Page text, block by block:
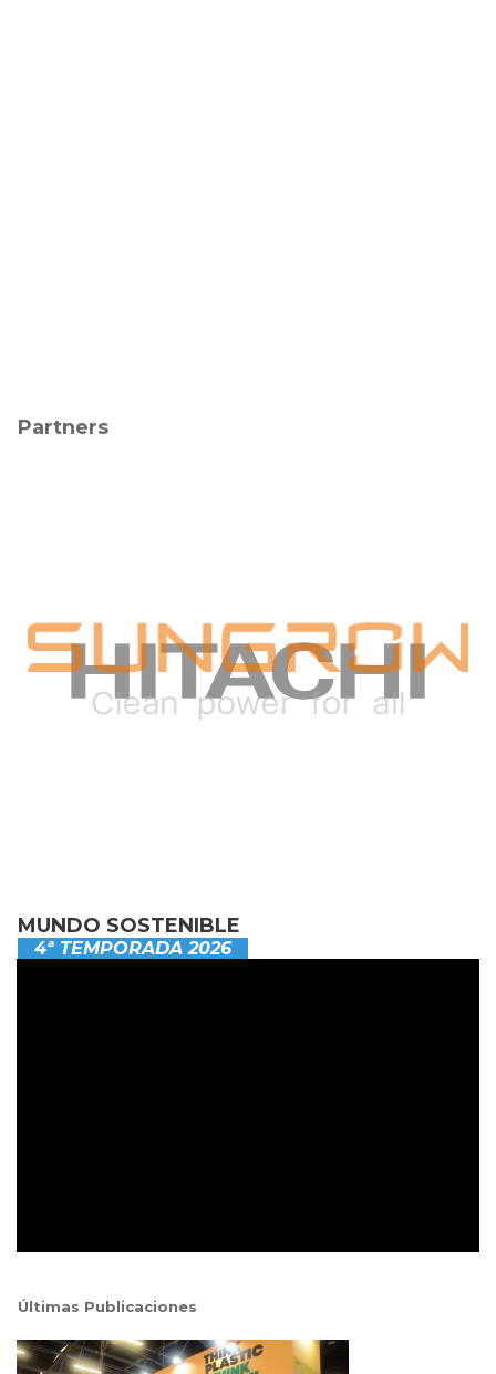
Partners
MUNDO SOSTENIBLE
4ª TEMPORADA 2026
Últimas Publicaciones